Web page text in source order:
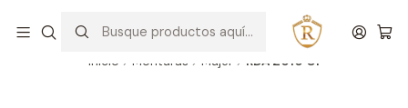
WhatsApp
Inicio Monturas Mujer RDA 2010 C1